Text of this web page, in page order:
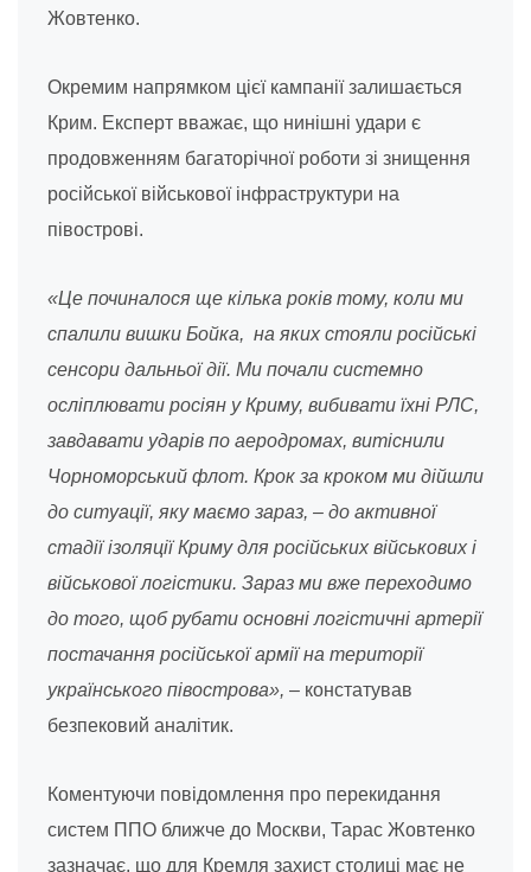
Жовтенко.
Окремим напрямком цієї кампанії залишається
Крим. Експерт вважає, що нинішні удари є
продовженням багаторічної роботи зі знищення
російської військової інфраструктури на
півострові.
«Це починалося ще кілька років тому, коли ми
спалили вишки Бойка, на яких стояли російські
сенсори дальньої дії. Ми почали системно
осліплювати росіян у Криму, вибивати їхні РЛС,
завдавати ударів по аеродромах, витіснили
Чорноморський флот. Крок за кроком ми дійшли
до ситуації, яку маємо зараз, – до активної
стадії ізоляції Криму для російських військових і
військової логістики. Зараз ми вже переходимо
до того, щоб рубати основні логістичні артерії
постачання російської армії на території
українського півострова», – констатував
безпековий аналітик.
Коментуючи повідомлення про перекидання
систем ППО ближче до Москви, Тарас Жовтенко
зазначає, що для Кремля захист столиці має не